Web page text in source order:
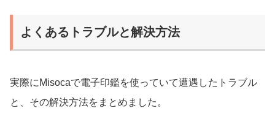
よくあるトラブルと解決方法
実際にMisocaで電子印鑑を使っていて遭遇したトラブル
と、その解決方法をまとめました。